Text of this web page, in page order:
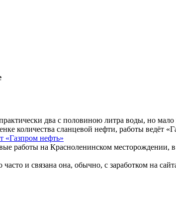
два с половиною литра воды, но мало
«Газпром нефть»
работы на Красноленинском месторождении,
часто и связана она, обычно, с заработком на